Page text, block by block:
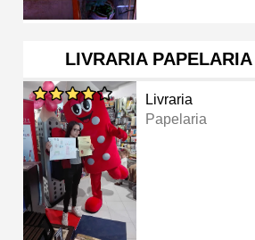
LIVRARIA
Livraria
Papelaria